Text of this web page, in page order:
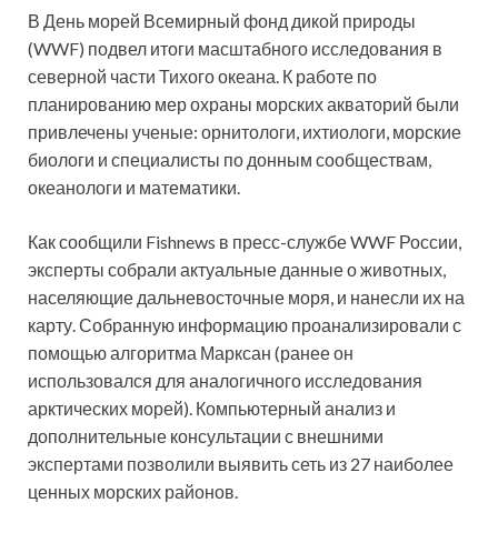
В День морей Всемирный фонд дикой природы
(WWF) подвел итоги масштабного исследования в
северной части Тихого океана. К работе по
планированию мер охраны морских акваторий были
привлечены ученые: орнитологи, ихтиологи, морские
биологи и специалисты по донным сообществам,
океанологи и математики.
Как сообщили Fishnews в пресс-службе WWF России,
эксперты собрали актуальные данные о животных,
населяющие дальневосточные моря, и нанесли их на
карту. Собранную информацию проанализировали с
помощью алгоритма Марксан (ранее он
использовался для аналогичного исследования
арктических морей). Компьютерный анализ и
дополнительные консультации с внешними
экспертами позволили выявить сеть из 27 наиболее
ценных морских районов.